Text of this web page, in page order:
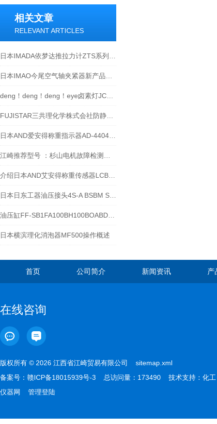
相关文章
RELEVANT ARTICLES
日本横滨理化消泡器MF500操作概述
首页 公司简介 新闻资讯 产
在线咨询
版权所有 © 2026 江西省江崎贸易有限公司 sitemap.xml
备案号： 赣ICP备18015939号-3 总访问量：173490 技术支持： 化工
仪器网
管理登陆